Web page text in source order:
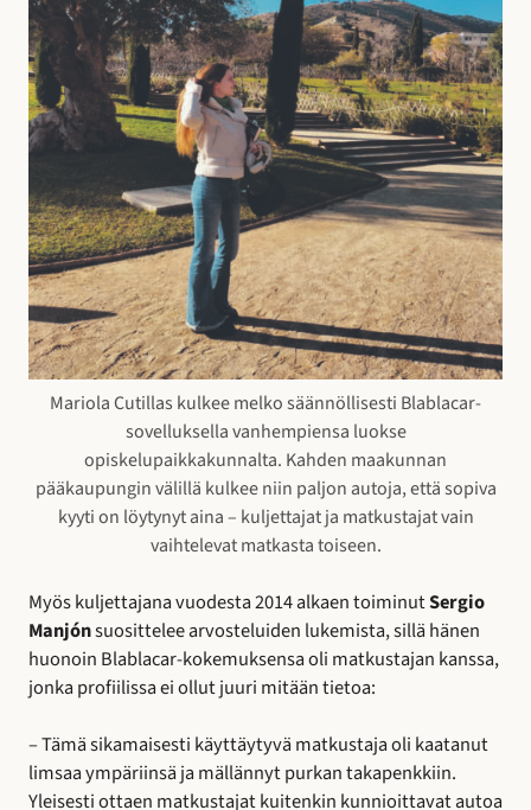
Mariola Cutillas kulkee melko säännöllisesti Blablacar-
sovelluksella vanhempiensa luokse
opiskelupaikkakunnalta. Kahden maakunnan
pääkaupungin välillä kulkee niin paljon autoja, että sopiva
kyyti on löytynyt aina – kuljettajat ja matkustajat vain
vaihtelevat matkasta toiseen.
Myös kuljettajana vuodesta 2014 alkaen toiminutSergio
Manjónsuosittelee arvosteluiden lukemista, sillä hänen
huonoin Blablacar-kokemuksensa oli matkustajan kanssa,
jonka profiilissa ei ollut juuri mitään tietoa:
– Tämä sikamaisesti käyttäytyvä matkustaja oli kaatanut
limsaa ympäriinsä ja mällännyt purkan takapenkkiin.
Yleisesti ottaen matkustajat kuitenkin kunnioittavat autoa